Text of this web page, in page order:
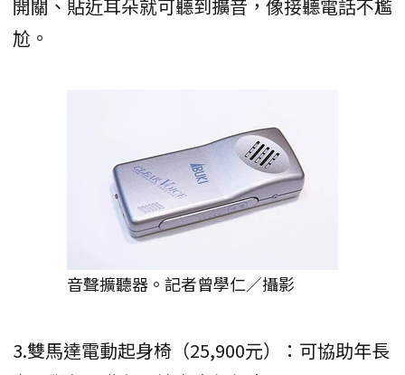
開關、貼近耳朵就可聽到擴音，像接聽電話不尷
尬。
音聲擴聽器。記者曾學仁／攝影
3.雙馬達電動起身椅（25,900元）：可協助年長